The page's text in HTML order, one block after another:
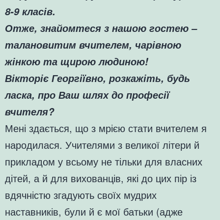
8-9 класів.
Отже, знайомтеся з нашою гостею –
талановитим вчителем, чарівною
жінкою та щирою людиною!
Вікторіє Георгіївно, розкажіть, будь
ласка, про Ваш шлях до професії
вчителя?
Мені здається, що з мрією стати вчителем я
народилася. Учителями з великої літери й
прикладом у всьому не тільки для власних
дітей, а й для вихованців, які до цих пір із
вдячністю згадують своїх мудрих
наставників, були й є мої батьки (адже